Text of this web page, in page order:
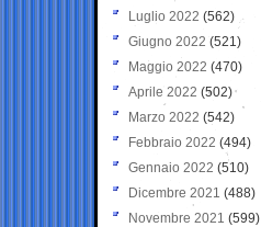
Luglio 2022 (562)
Giugno 2022 (521)
Maggio 2022 (470)
Aprile 2022 (502)
Marzo 2022 (542)
Febbraio 2022 (494)
Gennaio 2022 (510)
Dicembre 2021 (488)
Novembre 2021 (599)